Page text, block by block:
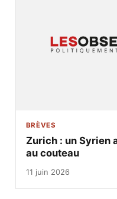
BRÈVES
Zurich : un Syrien
au couteau
11 juin 2026